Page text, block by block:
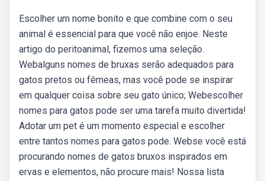
Escolher um nome bonito e que combine com o seu
animal é essencial para que você não enjoe. Neste
artigo do peritoanimal, fizemos uma seleção.
Webalguns nomes de bruxas serão adequados para
gatos pretos ou fêmeas, mas você pode se inspirar
em qualquer coisa sobre seu gato único; Webescolher
nomes para gatos pode ser uma tarefa muito divertida!
Adotar um pet é um momento especial e escolher
entre tantos nomes para gatos pode. Webse você está
procurando nomes de gatos bruxos inspirados em
ervas e elementos, não procure mais! Nossa lista